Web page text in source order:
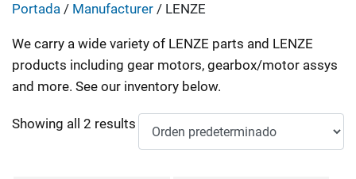
Portada / Manufacturer / LENZE
We carry a wide variety of LENZE parts and LENZE
products including gear motors, gearbox/motor assys
and more. See our inventory below.
Showing all 2 results